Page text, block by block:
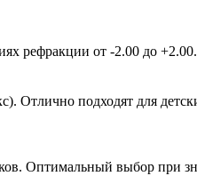
от -2.00 до
Отлично подходят для
Оптимальный выбор при